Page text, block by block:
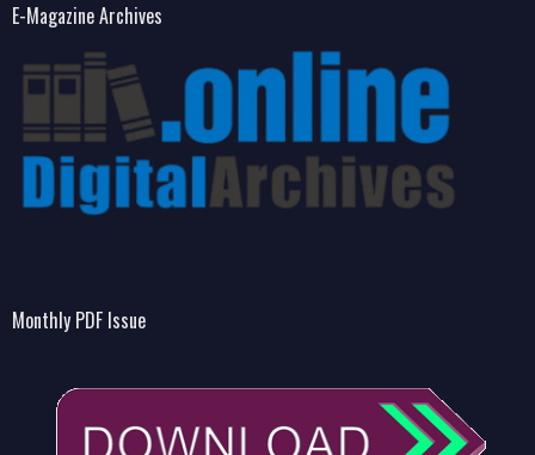
E-Magazine Archives
Monthly PDF Issue